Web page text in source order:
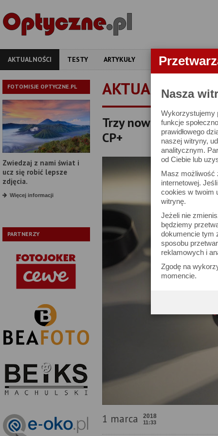
Nasza
Wykorzystujemy
funkcje
prawidłowego
naszej witryny,
analitycznym.
od Ciebie lub
Masz możliwość
internetowej.
cookies w twoim
witrynę.
Jeżeli nie
będziemy
dokumencie tym
sposobu
reklamowych i
Zgodę na
momencie.
AKTUALNOŚCI TESTY ARTYKUŁY APARATY
FOTOMISJE OPTYCZNE.PL
Zwiedzaj z nami świat i
ucz się robić lepsze
zdjęcia.
Więcej informacji
PARTNERZY
AKTUALNOŚCI
Trzy nowe
CP+
1 marca 2018
11:33